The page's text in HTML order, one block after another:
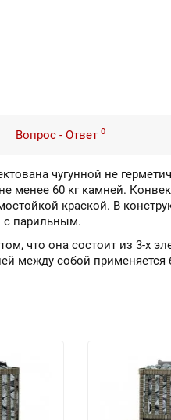
Вопрос - Ответ 0
чугунной не
менее 60 кг камней.
краской. В
с парильным.
что она состоит из 3-х
между собой